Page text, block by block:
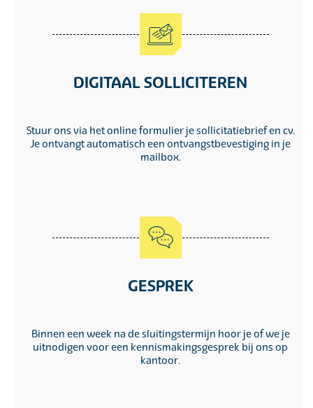
DIGITAAL SOLLICITEREN
Stuur ons via het online formulier je sollicitatiebrief en cv.
Je ontvangt automatisch een ontvangstbevestiging in je
mailbox.
GESPREK
Binnen een week na de sluitingstermijn hoor je of we je
uitnodigen voor een kennismakingsgesprek bij ons op
kantoor.